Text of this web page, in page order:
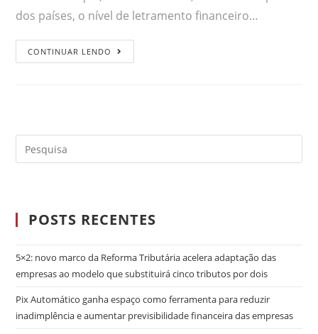
dos países, o nível de letramento financeiro…
CONTINUAR LENDO
POSTS RECENTES
5×2: novo marco da Reforma Tributária acelera adaptação das
empresas ao modelo que substituirá cinco tributos por dois
Pix Automático ganha espaço como ferramenta para reduzir
inadimplência e aumentar previsibilidade financeira das empresas